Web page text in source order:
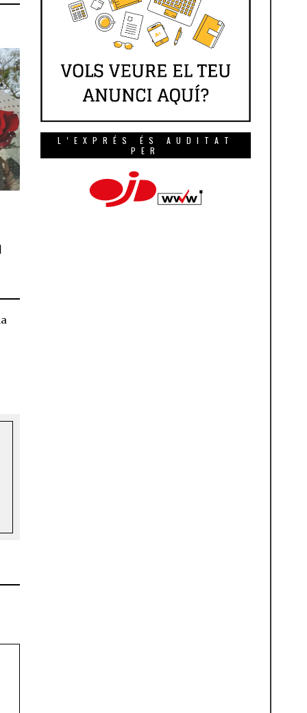
L’EXPRÉS ÉS AUDITAT
PER